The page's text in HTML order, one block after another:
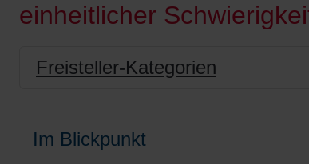
einheitlicher
Freisteller-Kategorien
Im Blickpunkt